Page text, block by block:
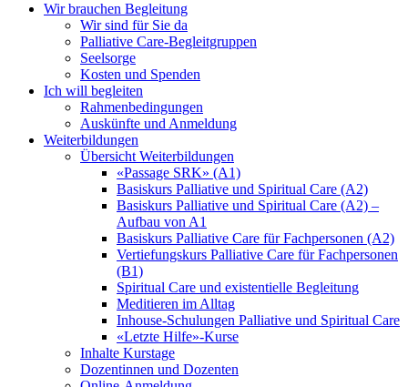
Wir brauchen Begleitung
Wir sind für Sie da
Palliative Care-Begleitgruppen
Seelsorge
Kosten und Spenden
Ich will begleiten
Rahmenbedingungen
Auskünfte und Anmeldung
Weiterbildungen
Übersicht Weiterbildungen
«Passage SRK» (A1)
Basiskurs Palliative und Spiritual Care (A2)
Basiskurs Palliative und Spiritual Care (A2) –
Aufbau von A1
Basiskurs Palliative Care für Fachpersonen (A2)
Vertiefungskurs Palliative Care für Fachpersonen
(B1)
Spiritual Care und existentielle Begleitung
Meditieren im Alltag
Inhouse-Schulungen Palliative und Spiritual Care
«Letzte Hilfe»-Kurse
Inhalte Kurstage
Dozentinnen und Dozenten